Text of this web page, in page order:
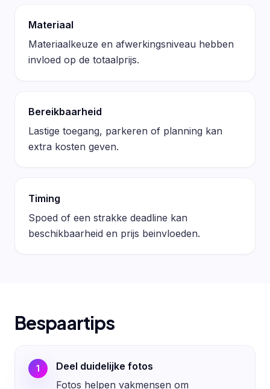
Materiaal
Materiaalkeuze en afwerkingsniveau hebben
invloed op de totaalprijs.
Bereikbaarheid
Lastige toegang, parkeren of planning kan
extra kosten geven.
Timing
Spoed of een strakke deadline kan
beschikbaarheid en prijs beinvloeden.
Bespaartips
1
Deel duidelijke fotos
Fotos helpen vakmensen om